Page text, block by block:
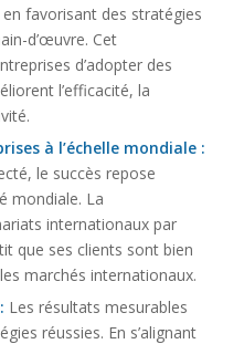
favorisant des stratégies
d’œuvre. Cet
d’adopter des
l’efficacité, la
à l’échelle mondiale :
le succès repose
mondiale. La
internationaux par
que ses clients sont bien
marchés internationaux.
Les résultats mesurables
réussies. En s’alignant